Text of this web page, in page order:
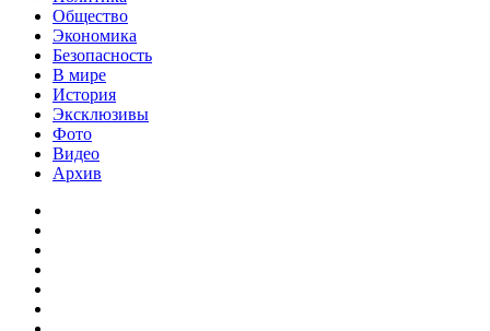
Общество
Экономика
Безопасность
В мире
История
Эксклюзивы
Фото
Видео
Архив